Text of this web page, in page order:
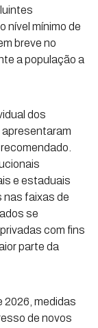
nível mínimo de
breve no
a população a
dos
e estaduais
nas faixas de
se
com fins
parte da
2026, medidas
de novos